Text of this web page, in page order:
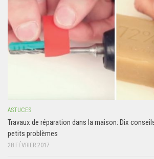
ASTUCES
Travaux de réparation dans la maison: Dix
petits problèmes
28 FÉVRIER 2017